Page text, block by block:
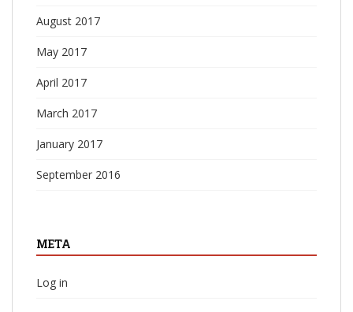
August 2017
May 2017
April 2017
March 2017
January 2017
September 2016
META
Log in